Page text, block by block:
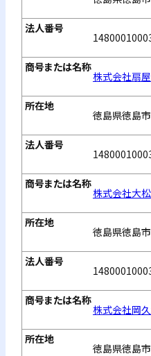
株式会社扇屋
徳島県徳島市
株式会社大松
徳島県徳島市
株式会社岡
徳島県徳島市